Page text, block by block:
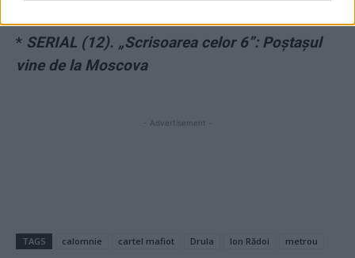
* SERIAL (12). „Scrisoarea celor 6”: Poștașul
vine de la Moscova
- Advertisement -
TAGS calomnie cartel mafiot Drula Ion Rădoi metrou